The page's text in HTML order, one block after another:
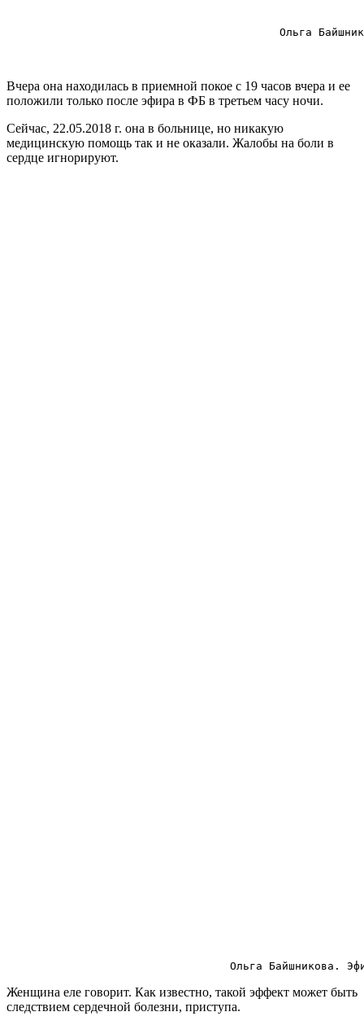
Ольга
Вчера она находилась в приемной покое с 19 часов вчера и ее
положили только после эфира в ФБ в третьем часу ночи.
Сейчас, 22.05.2018 г. она в больнице, но никакую
медицинскую помощь так и не оказали. Жалобы на боли в
сердце игнорируют.
Ольга Байшникова.
Женщина еле говорит. Как известно, такой эффект может быть
следствием сердечной болезни, приступа.